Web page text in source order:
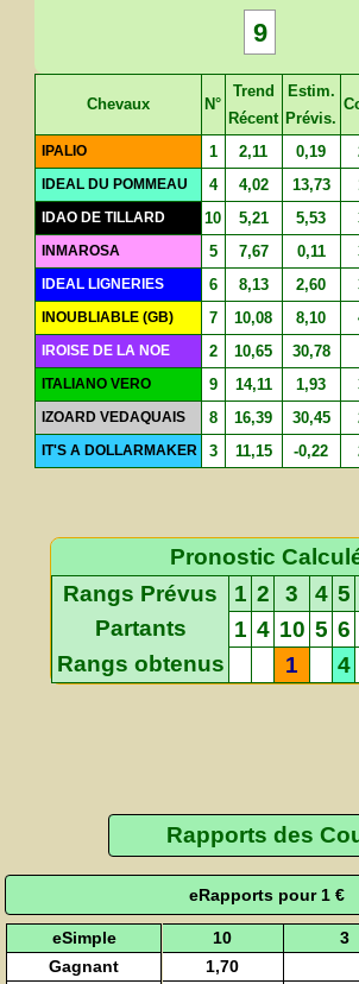
9
Chevaux N°
Trend
Récent
Estim.
Prévis.
IPALIO 1 2,11 0,19
IDEAL DU POMMEAU 4 4,02 13,73
IDAO DE TILLARD 10 5,21 5,53
INMAROSA 5 7,67 0,11
IDEAL LIGNERIES 6 8,13 2,60
INOUBLIABLE (GB) 7 10,08 8,10
IROISE DE LA NOE 2 10,65 30,78
ITALIANO VERO 9 14,11 1,93
IZOARD VEDAQUAIS 8 16,39 30,45
IT'S A DOLLARMAKER 3 11,15 -0,22
Pronostic
Rangs Prévus
1 2 3 4 5
Partants
1 4 10 5 6
Rangs obtenus
1 4
Rapports des
eRapports pour 1 €
eSimple 10 3
Gagnant
1,70